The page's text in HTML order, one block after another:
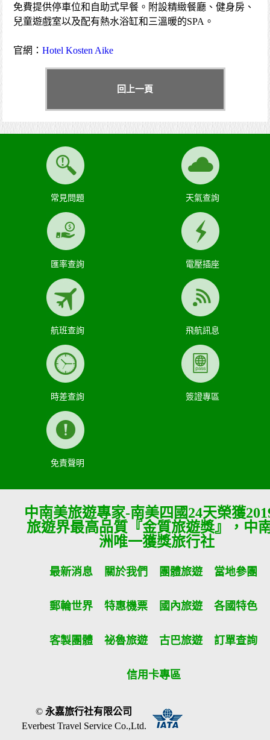
免費提供停車位和自助式早餐。附設精緻餐廳、健身房、
兒童遊戲室以及配有熱水浴缸和三溫暖的SPA。
官網：Hotel Kosten Aike
回上一頁
常見問題 天氣查詢
匯率查詢 電壓插座
航班查詢 飛航訊息
時差查詢 簽證專區
免責聲明
中南美旅遊專家-南美四國24天榮獲
旅遊界最高品質『金質旅遊獎』，中
洲唯一獲獎旅行社
最新消息 關於我們 團體旅遊 當地參團
郵輪世界 特惠機票 國內旅遊 各國特色
客製團體 祕魯旅遊 古巴旅遊 訂單查詢
信用卡專區
©永嘉旅行社有限公司
Everbest Travel Service Co.,Ltd.